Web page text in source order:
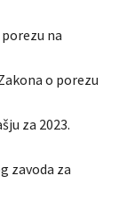
na
o porezu
za 2023.
zavoda za